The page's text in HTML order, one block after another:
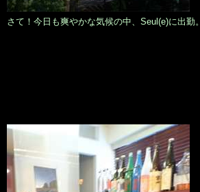
さて！今日も爽やかな気候の中、Seul(e)に出勤。